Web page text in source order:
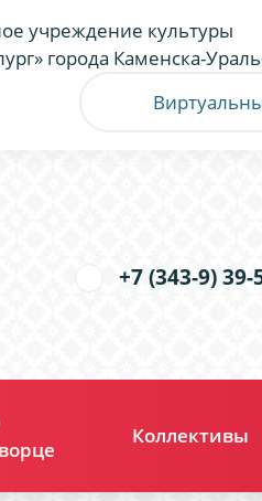
учреждение культуры
города Каменска-
+7 (343-9) 39-
Коллективы